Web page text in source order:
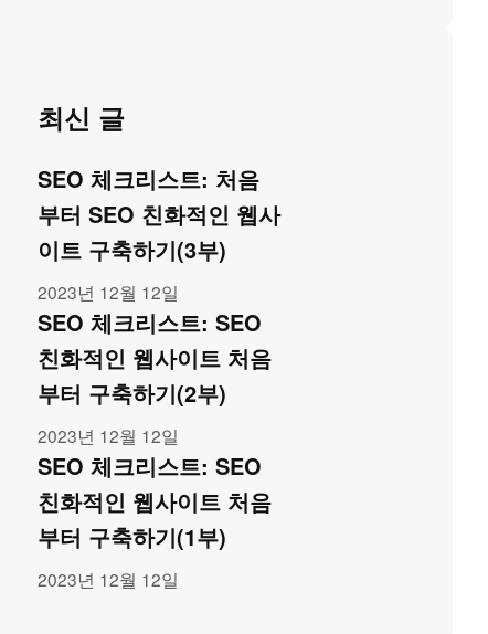
최신 글
SEO 체크리스트: 처음
부터 SEO 친화적인 웹사
이트 구축하기(3부)
2023년 12월 12일
SEO 체크리스트: SEO
친화적인 웹사이트 처음
부터 구축하기(2부)
2023년 12월 12일
SEO 체크리스트: SEO
친화적인 웹사이트 처음
부터 구축하기(1부)
2023년 12월 12일